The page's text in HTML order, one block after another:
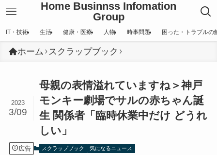
Home Businnss Infomation
Group
IT・技術 生活 健康・医療 人物 時事問題 困った・トラブルの
ホーム スクラップブック
母親の表情溢れていますね＞神戸
モンキー劇場でサルの赤ちゃん誕
生 関係者「臨時休業中だけ どうれ
しい」
2023
3/09
広告 スクラップブック 気になるニュース